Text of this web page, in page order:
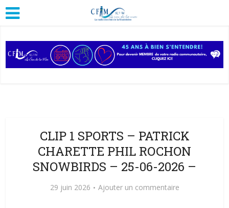
CLIP 1 SPORTS – PATRICK
CHARETTE PHIL ROCHON
SNOWBIRDS – 25-06-2026 –
29 juin 2026 Ajouter un commentaire